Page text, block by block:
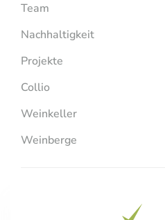
Team
Nachhaltigkeit
Projekte
Collio
Weinkeller
Weinberge